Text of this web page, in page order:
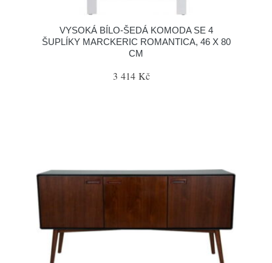
VYSOKÁ BÍLO-ŠEDÁ KOMODA SE 4
ŠUPLÍKY MARCKERIC ROMANTICA, 46 X 80
CM
3 414 Kč